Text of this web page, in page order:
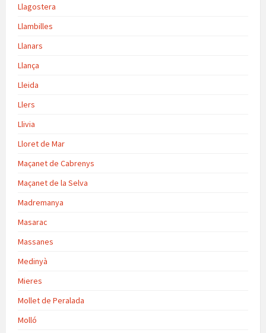
Llagostera
Llambilles
Llanars
Llança
Lleida
Llers
Llivia
Lloret de Mar
Maçanet de Cabrenys
Maçanet de la Selva
Madremanya
Masarac
Massanes
Medinyà
Mieres
Mollet de Peralada
Molló